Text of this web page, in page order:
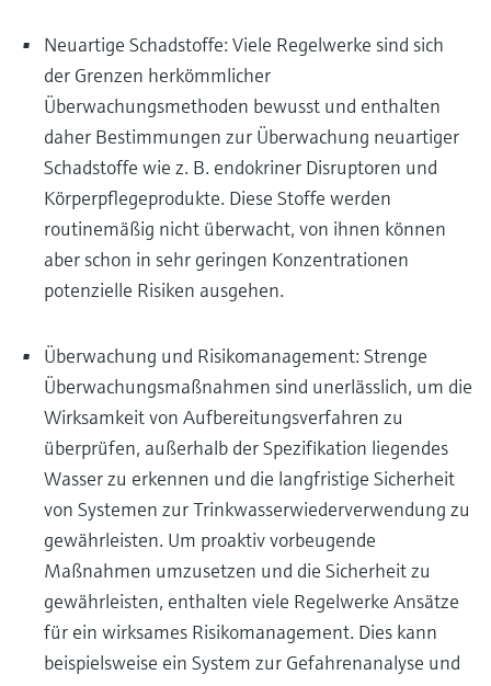
Neuartige Schadstoffe: Viele Regelwerke sind sich
der Grenzen herkömmlicher
Überwachungsmethoden bewusst und enthalten
daher Bestimmungen zur Überwachung neuartiger
Schadstoffe wie z. B. endokriner Disruptoren und
Körperpflegeprodukte. Diese Stoffe werden
routinemäßig nicht überwacht, von ihnen können
aber schon in sehr geringen Konzentrationen
potenzielle Risiken ausgehen.
Überwachung und Risikomanagement: Strenge
Überwachungsmaßnahmen sind unerlässlich, um die
Wirksamkeit von Aufbereitungsverfahren zu
überprüfen, außerhalb der Spezifikation liegendes
Wasser zu erkennen und die langfristige Sicherheit
von Systemen zur Trinkwasserwiederverwendung zu
gewährleisten. Um proaktiv vorbeugende
Maßnahmen umzusetzen und die Sicherheit zu
gewährleisten, enthalten viele Regelwerke Ansätze
für ein wirksames Risikomanagement. Dies kann
beispielsweise ein System zur Gefahrenanalyse und